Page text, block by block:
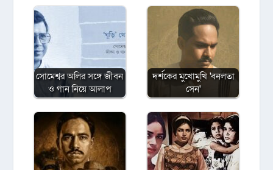
সোমেশ্বর অলির সঙ্গে জীবন
ও গান নিয়ে আলাপ
দর্শকের মুখোমুখি 'বনলতা
সেন'